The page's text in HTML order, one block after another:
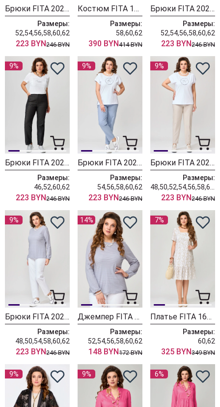
Брюки FITA 20264 графит
Размеры:
52,54,56,58,60,62
223 BYN246 BYN
Костюм FITA 1784 сине-баклажановый
Размеры:
58,60,62
390 BYN414 BYN
Брюки FITA 20261 черный
Размеры:
52,54,56,58,60,62
223 BYN246 BYN
9%
Брюки FITA 20234 чёрно графитовый
Размеры:
46,52,60,62
223 BYN246 BYN
9%
Брюки FITA 20233 серо-голубой
Размеры:
54,56,58,60,62
223 BYN246 BYN
9%
Брюки FITA 20232 бежевый
Размеры:
223 BYN246 BYN
9%
Брюки FITA 20231 белый
Размеры:
48,50,54,58,60,62
223 BYN246 BYN
14%
Джемпер FITA 20471 серый
Размеры:
52,54,56,58,60,62
148 BYN172 BYN
7%
Платье FITA 1642 белый
Размеры:
60,62
325 BYN349 BYN
9% 9% 6%